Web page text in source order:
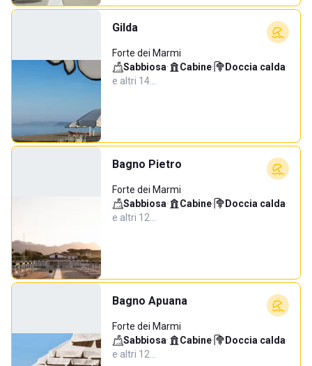
Gilda
Forte dei Marmi
Sabbiosa· Cabine· Doccia calda·
e altri 14…
Bagno Pietro
Forte dei Marmi
Sabbiosa· Cabine· Doccia calda·
e altri 12…
Bagno Apuana
Forte dei Marmi
Sabbiosa· Cabine· Doccia calda·
e altri 12…